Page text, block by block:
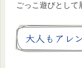
ごっこ遊びとして
大人もアレ